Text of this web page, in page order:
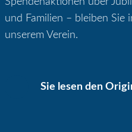
und Familien – bleiben Sie
unserem Verein.
Sie lesen den